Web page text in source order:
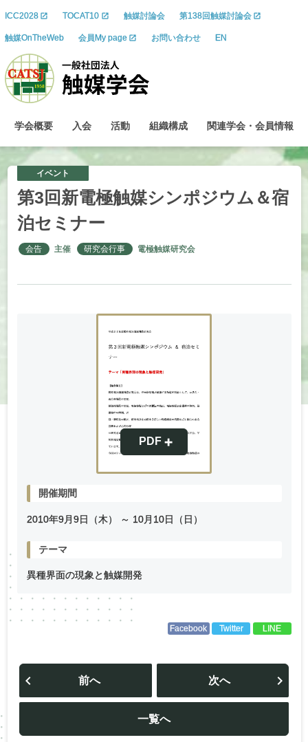
ICC2028 TOCAT10 触媒討論会 第138回触媒討論会
触媒OnTheWeb 会員My page お問い合わせ EN
学会概要 入会 活動 組織構成 関連学会 ・ 会員情報
イベント
第3 回新電極触媒シンポジウム ＆宿
泊セミナー
会告 主催 研究会行事 電極触媒研究会
開催期間
2010年9月9日（木） ～ 10月 10日（日）
テーマ
異種界面の現象と触媒開発
Facebook Twitter LINE
投
ビ
ー
シ
ョ
前へ
一覧へ
次へ